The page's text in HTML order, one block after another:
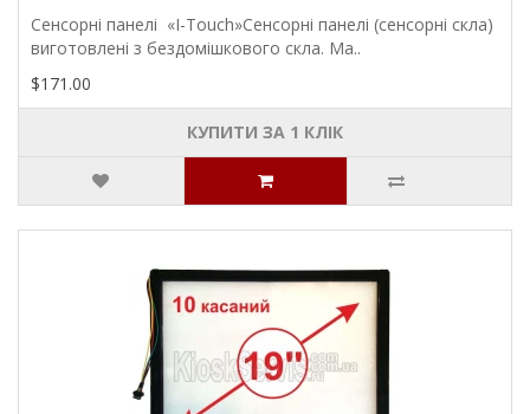
Сенсорні панелі «I-Touch»Сенсорні панелі (сенсорні скла)
виготовлені з бездомішкового скла. Ма..
$171.00
КУПИТИ ЗА 1 КЛIК